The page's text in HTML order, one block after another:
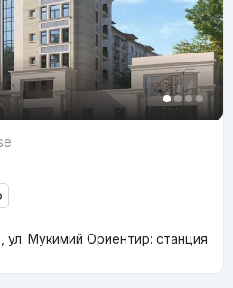
ул. Мукимий Ориентир: станция